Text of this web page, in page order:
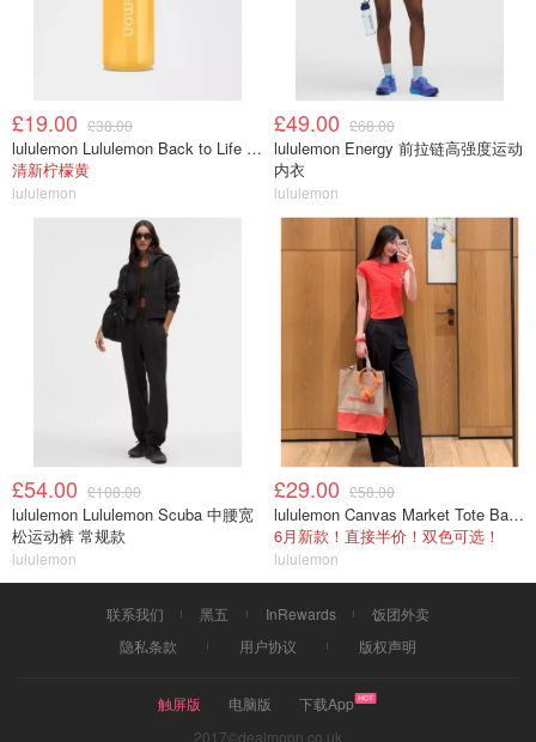
£19.00 £38.00
lululemon Lululemon Back to Life 运动水瓶 24oz 吸管盖
清新柠檬黄
lululemon
£49.00 £68.00
lululemon Energy 前拉链高强度运动
内衣
lululemon
£54.00 £108.00
lululemon Lululemon Scuba 中腰宽
松运动裤 常规款
lululemon
£29.00 £58.00
lululemon Canvas Market Tote Bag 19L
6月新款！直接半价！双色可选！
lululemon
联系我们 黑五 InRewards
饭团外卖
隐私条款
用户协议 版权声明
触屏版 电脑版
下载App
2017©dealmoon.co.uk